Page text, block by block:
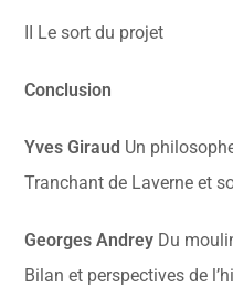
II Le sort du projet
Conclusion
Yves Giraud Un
Tranchant de Laverne et
Georges Andrey Du
Bilan et perspectives de